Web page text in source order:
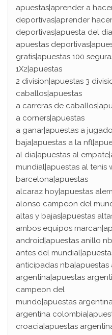
apuestas|aprender a
deportivas|aprender
deportivas|apuesta del dia
apuestas
gratis|apuestas 100
1X2|apuestas
2 division|apuestas 3
caballos|apuestas
a carreras de
a corners|apuestas
a ganar|apuestas a
baja|apuestas a la
al dia|apuestas al
mundial|apuestas al tenis
barcelona|apuestas
alcaraz hoy|apuestas
alonso campeon del
altas y bajas|apuestas
ambos equipos
android|apuestas anillo
antes del
anticipadas nba|apuestas
argentina|apuestas
campeon del
mundo|apuestas
argentina
croacia|apuestas